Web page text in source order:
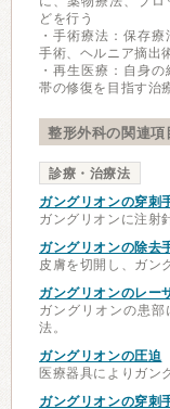
どを行う
・手術療法：保存
手術、ヘルニア摘出
・再生医療：自身
帯の修復を目指す治
整形外科の関連項
診療・治療法
ガングリオンの穿刺
ガングリオンに注射
ガングリオンの除去
皮膚を切開し、ガン
ガングリオンのレー
ガングリオンの患
法。
ガングリオンの圧迫
医療器具によりガン
ガングリオンの穿刺